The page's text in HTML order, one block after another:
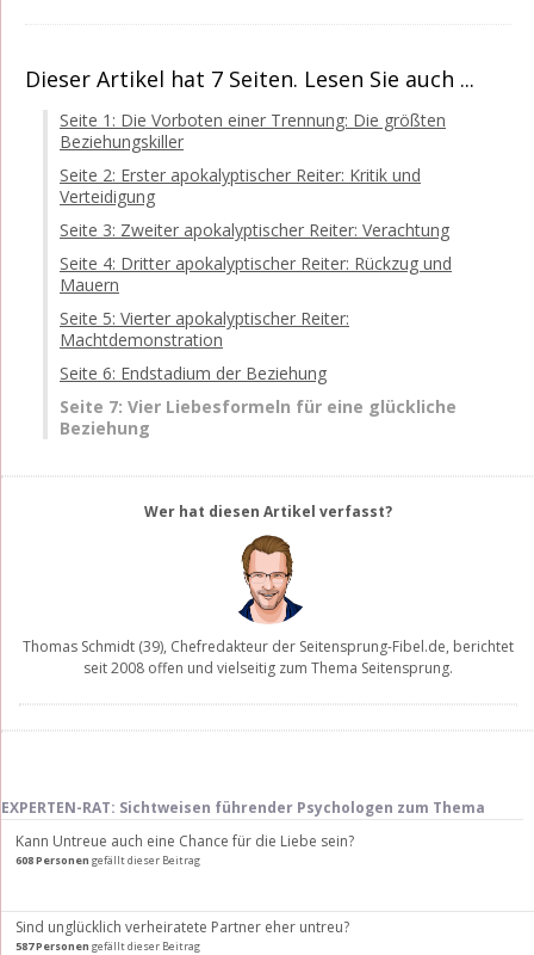
Dieser Artikel hat 7 Seiten. Lesen Sie auch ...
Seite 1: Die Vorboten einer Trennung: Die größten
Beziehungskiller
Seite 2: Erster apokalyptischer Reiter: Kritik und
Verteidigung
Seite 3: Zweiter apokalyptischer Reiter: Verachtung
Seite 4: Dritter apokalyptischer Reiter: Rückzug und
Mauern
Seite 5: Vierter apokalyptischer Reiter:
Machtdemonstration
Seite 6: Endstadium der Beziehung
Seite 7: Vier Liebesformeln für eine glückliche
Beziehung
Wer hat diesen Artikel verfasst?
Thomas Schmidt (39), Chefredakteur der Seitensprung-Fibel.de, berichtet
seit 2008 offen und vielseitig zum Thema Seitensprung.
EXPERTEN-RAT: Sichtweisen führender Psychologen zum Thema
Kann Untreue auch eine Chance für die Liebe sein?
608 Personen gefällt dieser Beitrag
Sind unglücklich verheiratete Partner eher untreu?
587 Personen gefällt dieser Beitrag